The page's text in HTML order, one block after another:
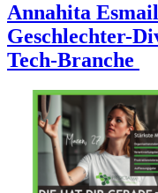
Annahita
Geschlechter-
Tech-Branche